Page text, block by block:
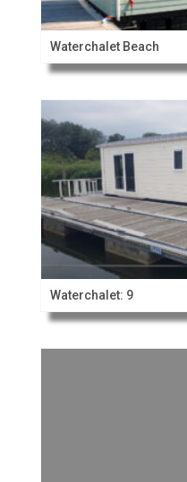
Waterchalet Beach
Waterchalet: 9